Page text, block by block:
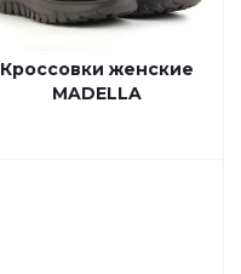
Кроссовки женские
MADELLA